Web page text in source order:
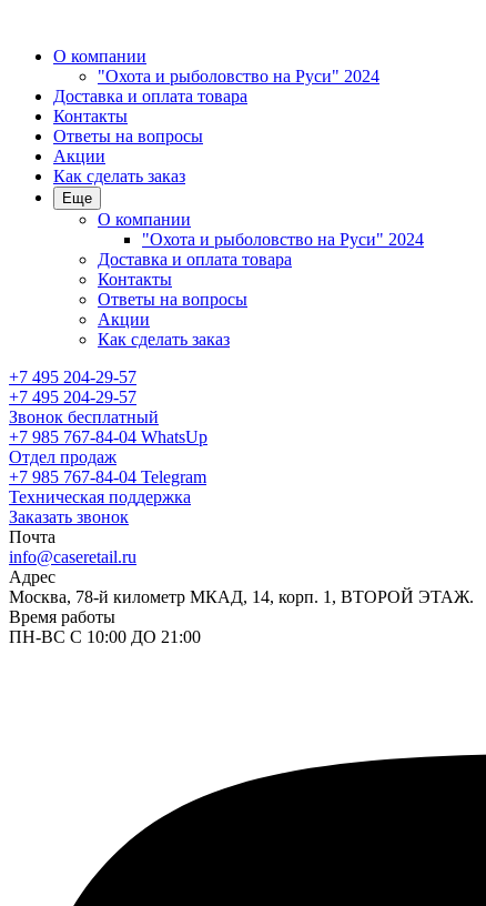
О компании
"Охота и рыболовство на Руси" 2024
Доставка и оплата товара
Контакты
Ответы на вопросы
Акции
Как сделать заказ
Еще
О компании
"Охота и рыболовство на Руси" 2024
Доставка и оплата товара
Контакты
Ответы на вопросы
Акции
Как сделать заказ
+7 495 204-29-57
+7 495 204-29-57
Звонок бесплатный
+7 985 767-84-04 WhatsUp
Отдел продаж
+7 985 767-84-04 Telegram
Техническая поддержка
Заказать звонок
Почта
info@caseretail.ru
Адрес
Москва, 78-й километр МКАД, 14, корп. 1, ВТОРОЙ ЭТАЖ.
Время работы
ПН-ВС С 10:00 ДО 21:00